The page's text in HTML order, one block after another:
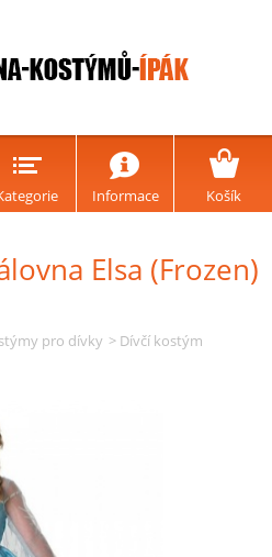
Informace Košík
Elsa (Frozen)
pro dívky > Dívčí kostým